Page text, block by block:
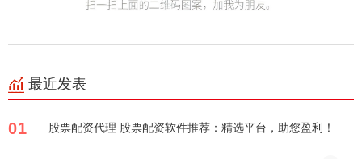
最近发表
01 股票配资代理 股票配资软件推荐：精选平台，助您盈利！